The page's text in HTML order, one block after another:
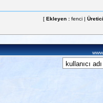
[ Ekleyen : fenci |